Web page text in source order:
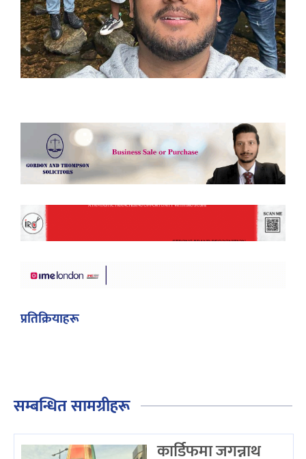
प्रतिक्रियाहरू
सम्बन्धित सामग्रीहरू
कार्डिफमा जगन्नाथ